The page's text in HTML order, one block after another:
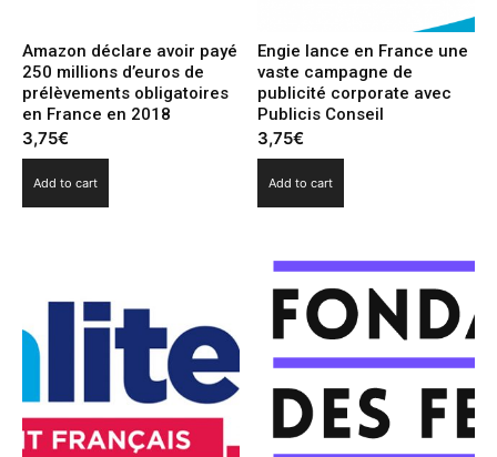
Amazon déclare avoir payé
250 millions d’euros de
prélèvements obligatoires
en France en 2018
3,75€
Add to cart
Engie lance en France une
vaste campagne de
publicité corporate avec
Publicis Conseil
3,75€
Add to cart